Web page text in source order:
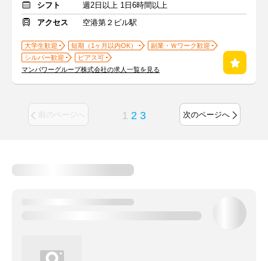
シフト
週2日以上 1日6時間以上
アクセス
空港第２ビル駅
大学生歓迎 短期（1ヶ月以内OK）
副業・Ｗワーク歓迎
シルバー歓迎
ピアス可
マンパワーグループ株式会社の求人一覧を見る
前のページへ 1 2 3 次のページへ